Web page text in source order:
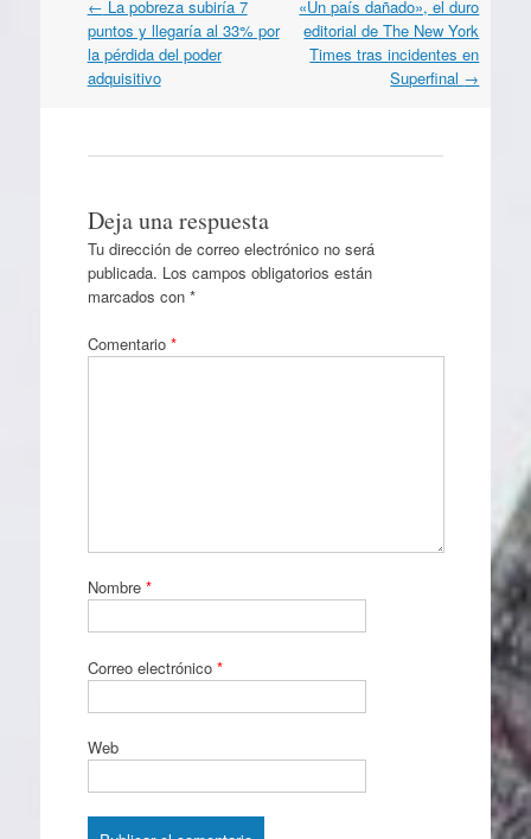
Navegación
por
artículos
← La pobreza subiría 7
puntos y llegaría al 33% por
la pérdida del poder
adquisitivo
«Un país dañado», el duro
editorial de The New York
Times tras incidentes en
Superfinal →
Deja una respuesta
Tu dirección de correo electrónico no será
publicada. Los campos obligatorios están
marcados con *
Comentario *
Nombre *
Correo electrónico *
Web